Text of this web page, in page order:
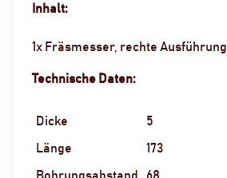
Inhalt:
1x Fräsmesser, rechte Ausführung
Technische Daten:
Dicke 5
Länge 173
Bohrungsabstand 68